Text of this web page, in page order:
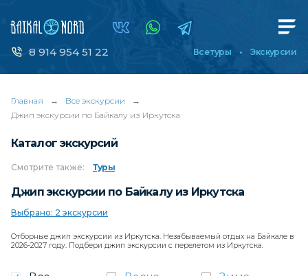
8 914 954 51 22 Все туры Экскурсии
Главная → Все экскурсии
→
Джип экскурсии по Байкалу из Иркутска
Каталог экскурсий
Смотрите также: Туры
Джип экскурсии по Байкалу из Иркутска
Выбрано: 2 экскурсии
Отборные джип экскурсии из Иркутска. Незабываемый отдых на Байкале в
2026-2027 году. Подбери джип экскурсии с перелетом из Иркутска.